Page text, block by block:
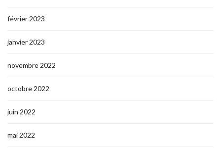
février 2023
janvier 2023
novembre 2022
octobre 2022
juin 2022
mai 2022